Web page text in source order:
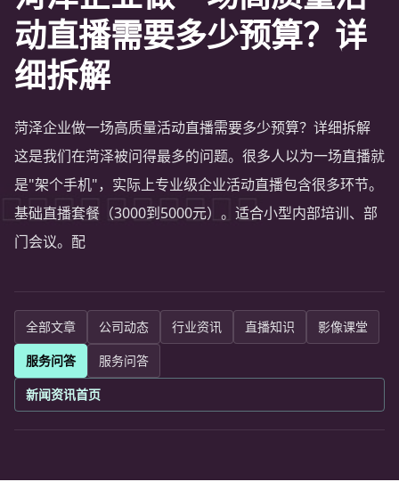
动直播需要多少预算？详
细拆解
菏泽企业做一场高质量活动直播需要多少预算？详细拆解
这是我们在菏泽被问得最多的问题。很多人以为一场直播就
是"架个手机"，实际上专业级企业活动直播包含很多环节。
基础直播套餐（3000到5000元）。适合小型内部培训、部
门会议。配
全部文章 公司动态 行业资讯 直播知识
影像课堂
服务问答
服务问答
新闻资讯首页